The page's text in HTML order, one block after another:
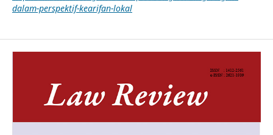
dalam-perspektif-kearifan-lokal